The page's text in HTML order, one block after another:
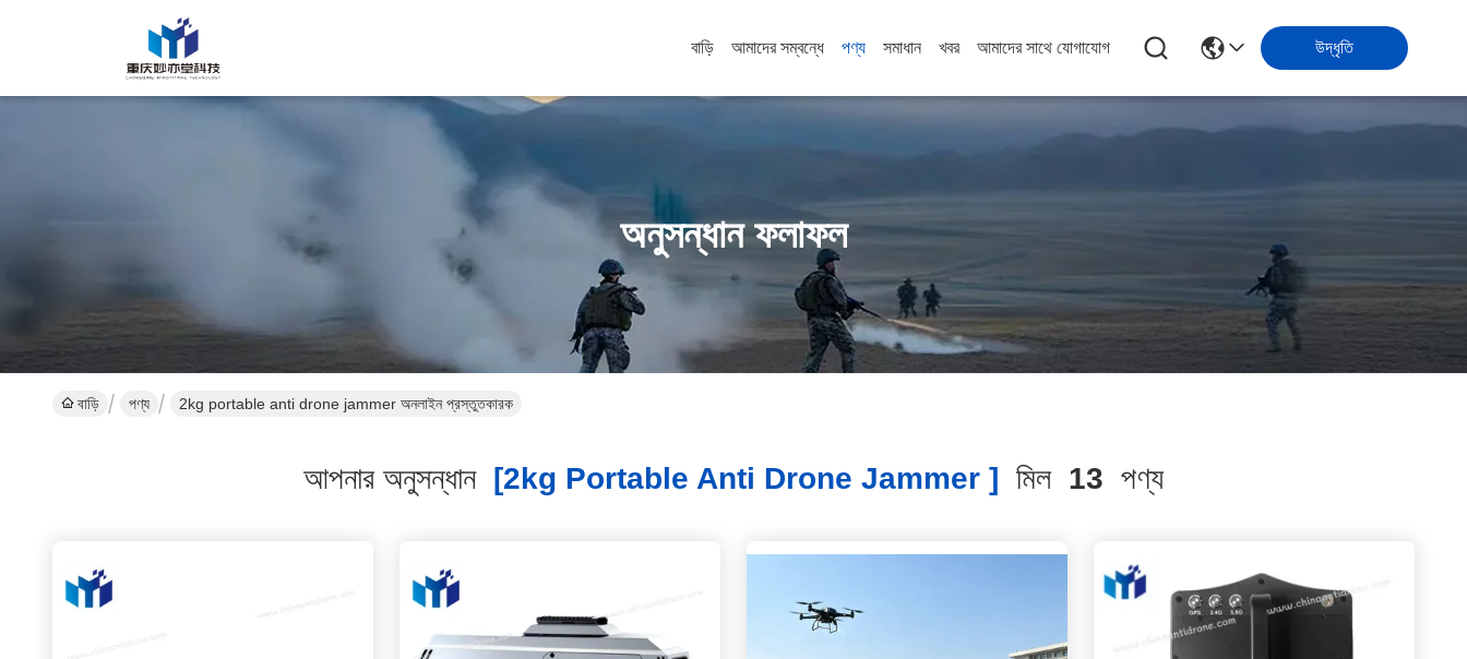
বাড়ি আমাদের সম্বন্ধে পণ্য সমাধান খবর আমাদের সাথে যোগাযোগ উদ্ধৃতি
অনুসন্ধান ফলাফল
বাড়ি পণ্য 2kg portable anti drone jammer অনলাইন প্রস্তুতকারক
আপনার অনুসন্ধান[2kg Portable Anti Drone Jammer ] মিল 13 পণ্য